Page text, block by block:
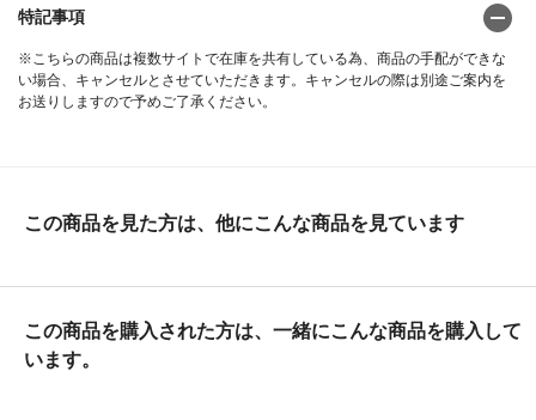
特記事項
※こちらの商品は複数サイトで在庫を共有している為、商品の手配ができな
い場合、キャンセルとさせていただきます。キャンセルの際は別途ご案内を
お送りしますので予めご了承ください。
この商品を見た方は、他にこんな商品を見ています
この商品を購入された方は、一緒にこんな商品を購入して
います。